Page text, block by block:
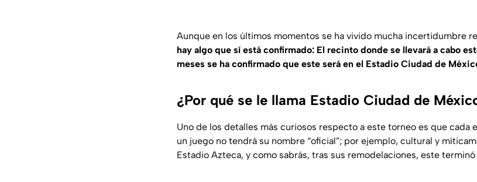
Aunque en los últimos momentos se ha vivido mucha incertidumbre
hay algo que sí está confirmado: El recinto donde se llevará a cabo
meses se ha confirmado que este será en el Estadio Ciudad de
¿Por qué se le llama Estadio Ciudad de
Uno de los detalles más curiosos respecto a este torneo es que cada
un juego no tendrá su nombre “oficial”; por ejemplo, cultural y
Estadio Azteca, y como sabrás, tras sus remodelaciones, este